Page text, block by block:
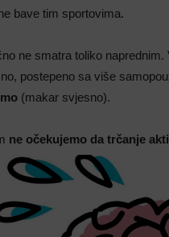
bave tim sportovima.
ne smatra toliko
postepeno sa više
(makar svjesno).
ne očekujemo da trčanje